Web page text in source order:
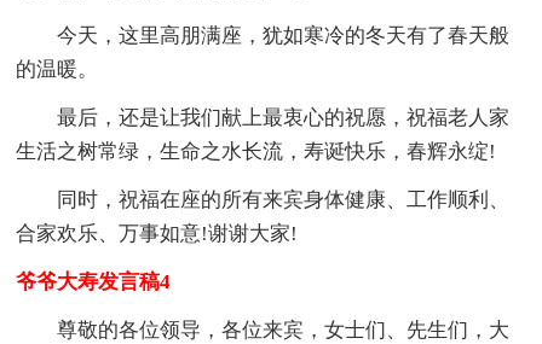
今天，这里高朋满座，犹如寒冷的冬天有了春天般
的温暖。
最后，还是让我们献上最衷心的祝愿，祝福老人家
生活之树常绿，生命之水长流，寿诞快乐，春辉永绽!
同时，祝福在座的所有来宾身体健康、工作顺利、
合家欢乐、万事如意!谢谢大家!
爷爷大寿发言稿4
尊敬的各位领导，各位来宾，女士们、先生们，大